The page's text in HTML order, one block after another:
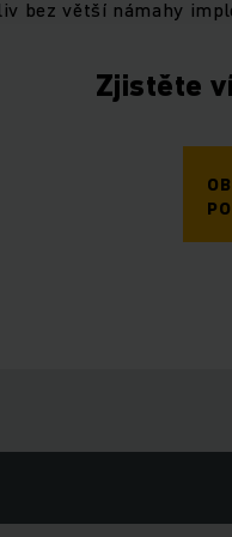
bez větší námahy
Zjistěte